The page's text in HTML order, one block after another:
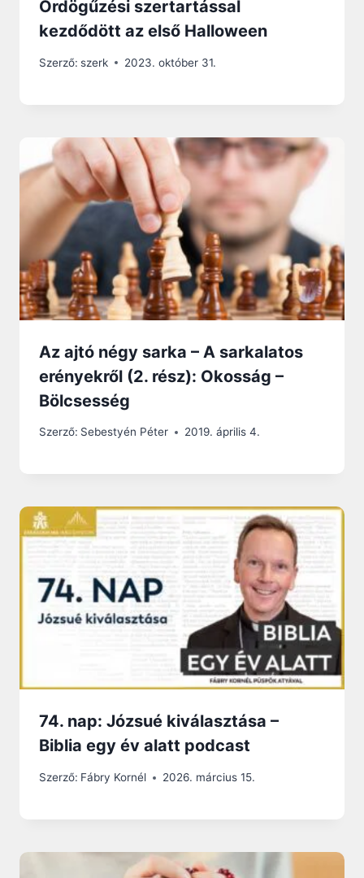
Ördögűzési szertartással
kezdődött az első Halloween
Szerző: szerk 2023. október 31.
Az ajtó négy sarka – A sarkalatos
erényekről (2. rész): Okosság –
Bölcsesség
Szerző: Sebestyén Péter 2019. április 4.
74. nap: Józsué kiválasztása –
Biblia egy év alatt podcast
Szerző: Fábry Kornél 2026. március 15.